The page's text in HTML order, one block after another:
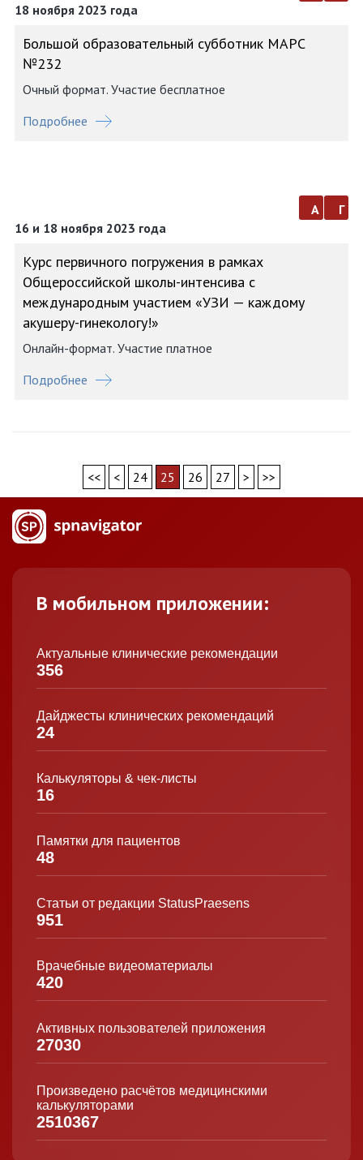
18 ноября 2023 года
Большой образовательный субботник МАРС
№232
Очный формат. Участие бесплатное
Подробнее
16 и 18 ноября 2023 года
а г
Курс первичного погружения в рамках
Общероссийской школы-интенсива с
международным участием «УЗИ — каждому
акушеру-гинекологу!»
Онлайн-формат. Участие платное
Подробнее
<< < 24 25 26 27 > >>
В мобильном приложении:
Актуальные клинические рекомендации
356
Дайджесты клинических рекомендаций
24
Калькуляторы & чек-листы
16
Памятки для пациентов
48
Статьи от редакции StatusPraesens
951
Врачебные видеоматериалы
420
Активных пользователей приложения
27030
Произведено расчётов медицинскими
калькуляторами
2510367